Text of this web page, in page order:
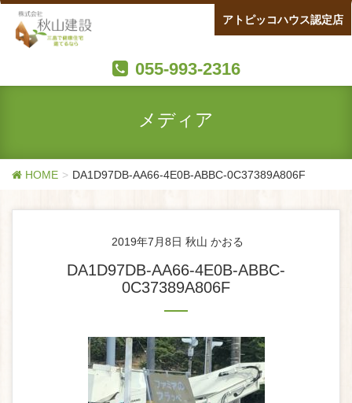
055-993-2316
アトピッコハウス認定店
メディア
HOME DA1D97DB-AA66-4E0B-ABBC-0C37389A806F
2019年7月8日 秋山 かおる
DA1D97DB-AA66-4E0B-ABBC-
0C37389A806F